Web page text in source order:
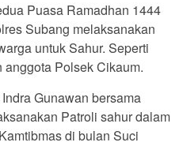
Puasa Ramadhan 1444
Subang melaksanakan
untuk Sahur. Seperti
Polsek Cikaum.
Gunawan bersama
Patroli sahur dalam
di bulan Suci